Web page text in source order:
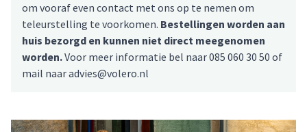
om vooraf even contact met ons op te nemen om
teleurstelling te voorkomen. Bestellingen worden aan
huis bezorgd en kunnen niet direct meegenomen
worden.Voor meer informatie bel naar 085 060 30 50 of
mail naar advies@volero.nl